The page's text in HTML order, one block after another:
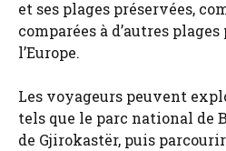
et ses plages préservées,
comparées à d’autres
l’Europe.
Les voyageurs peuvent
tels que le parc national de
de Gjirokastër, puis